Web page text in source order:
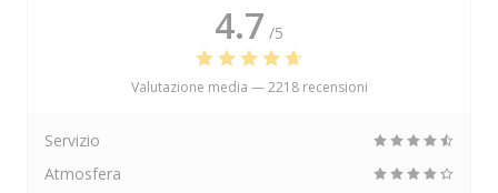
4.7 /5
Valutazione media —2218 recensioni
Servizio
Atmosfera